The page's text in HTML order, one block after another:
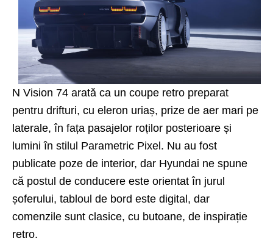
N Vision 74 arată ca un coupe retro preparat
pentru drifturi, cu eleron uriaș, prize de aer mari pe
laterale, în fața pasajelor roților posterioare și
lumini în stilul Parametric Pixel. Nu au fost
publicate poze de interior, dar Hyundai ne spune
că postul de conducere este orientat în jurul
șoferului, tabloul de bord este digital, dar
comenzile sunt clasice, cu butoane, de inspirație
retro.